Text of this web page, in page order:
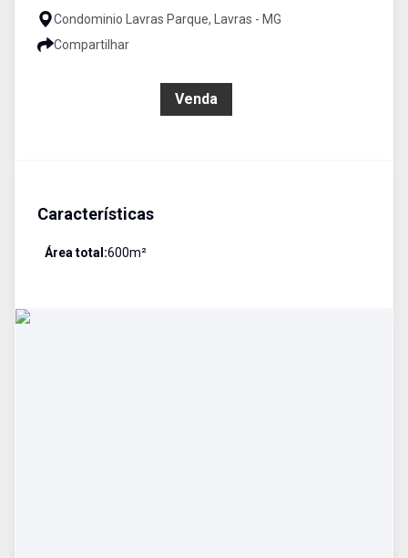
Condominio Lavras Parque, Lavras - MG
Compartilhar
Venda
Características
Área total:600m²